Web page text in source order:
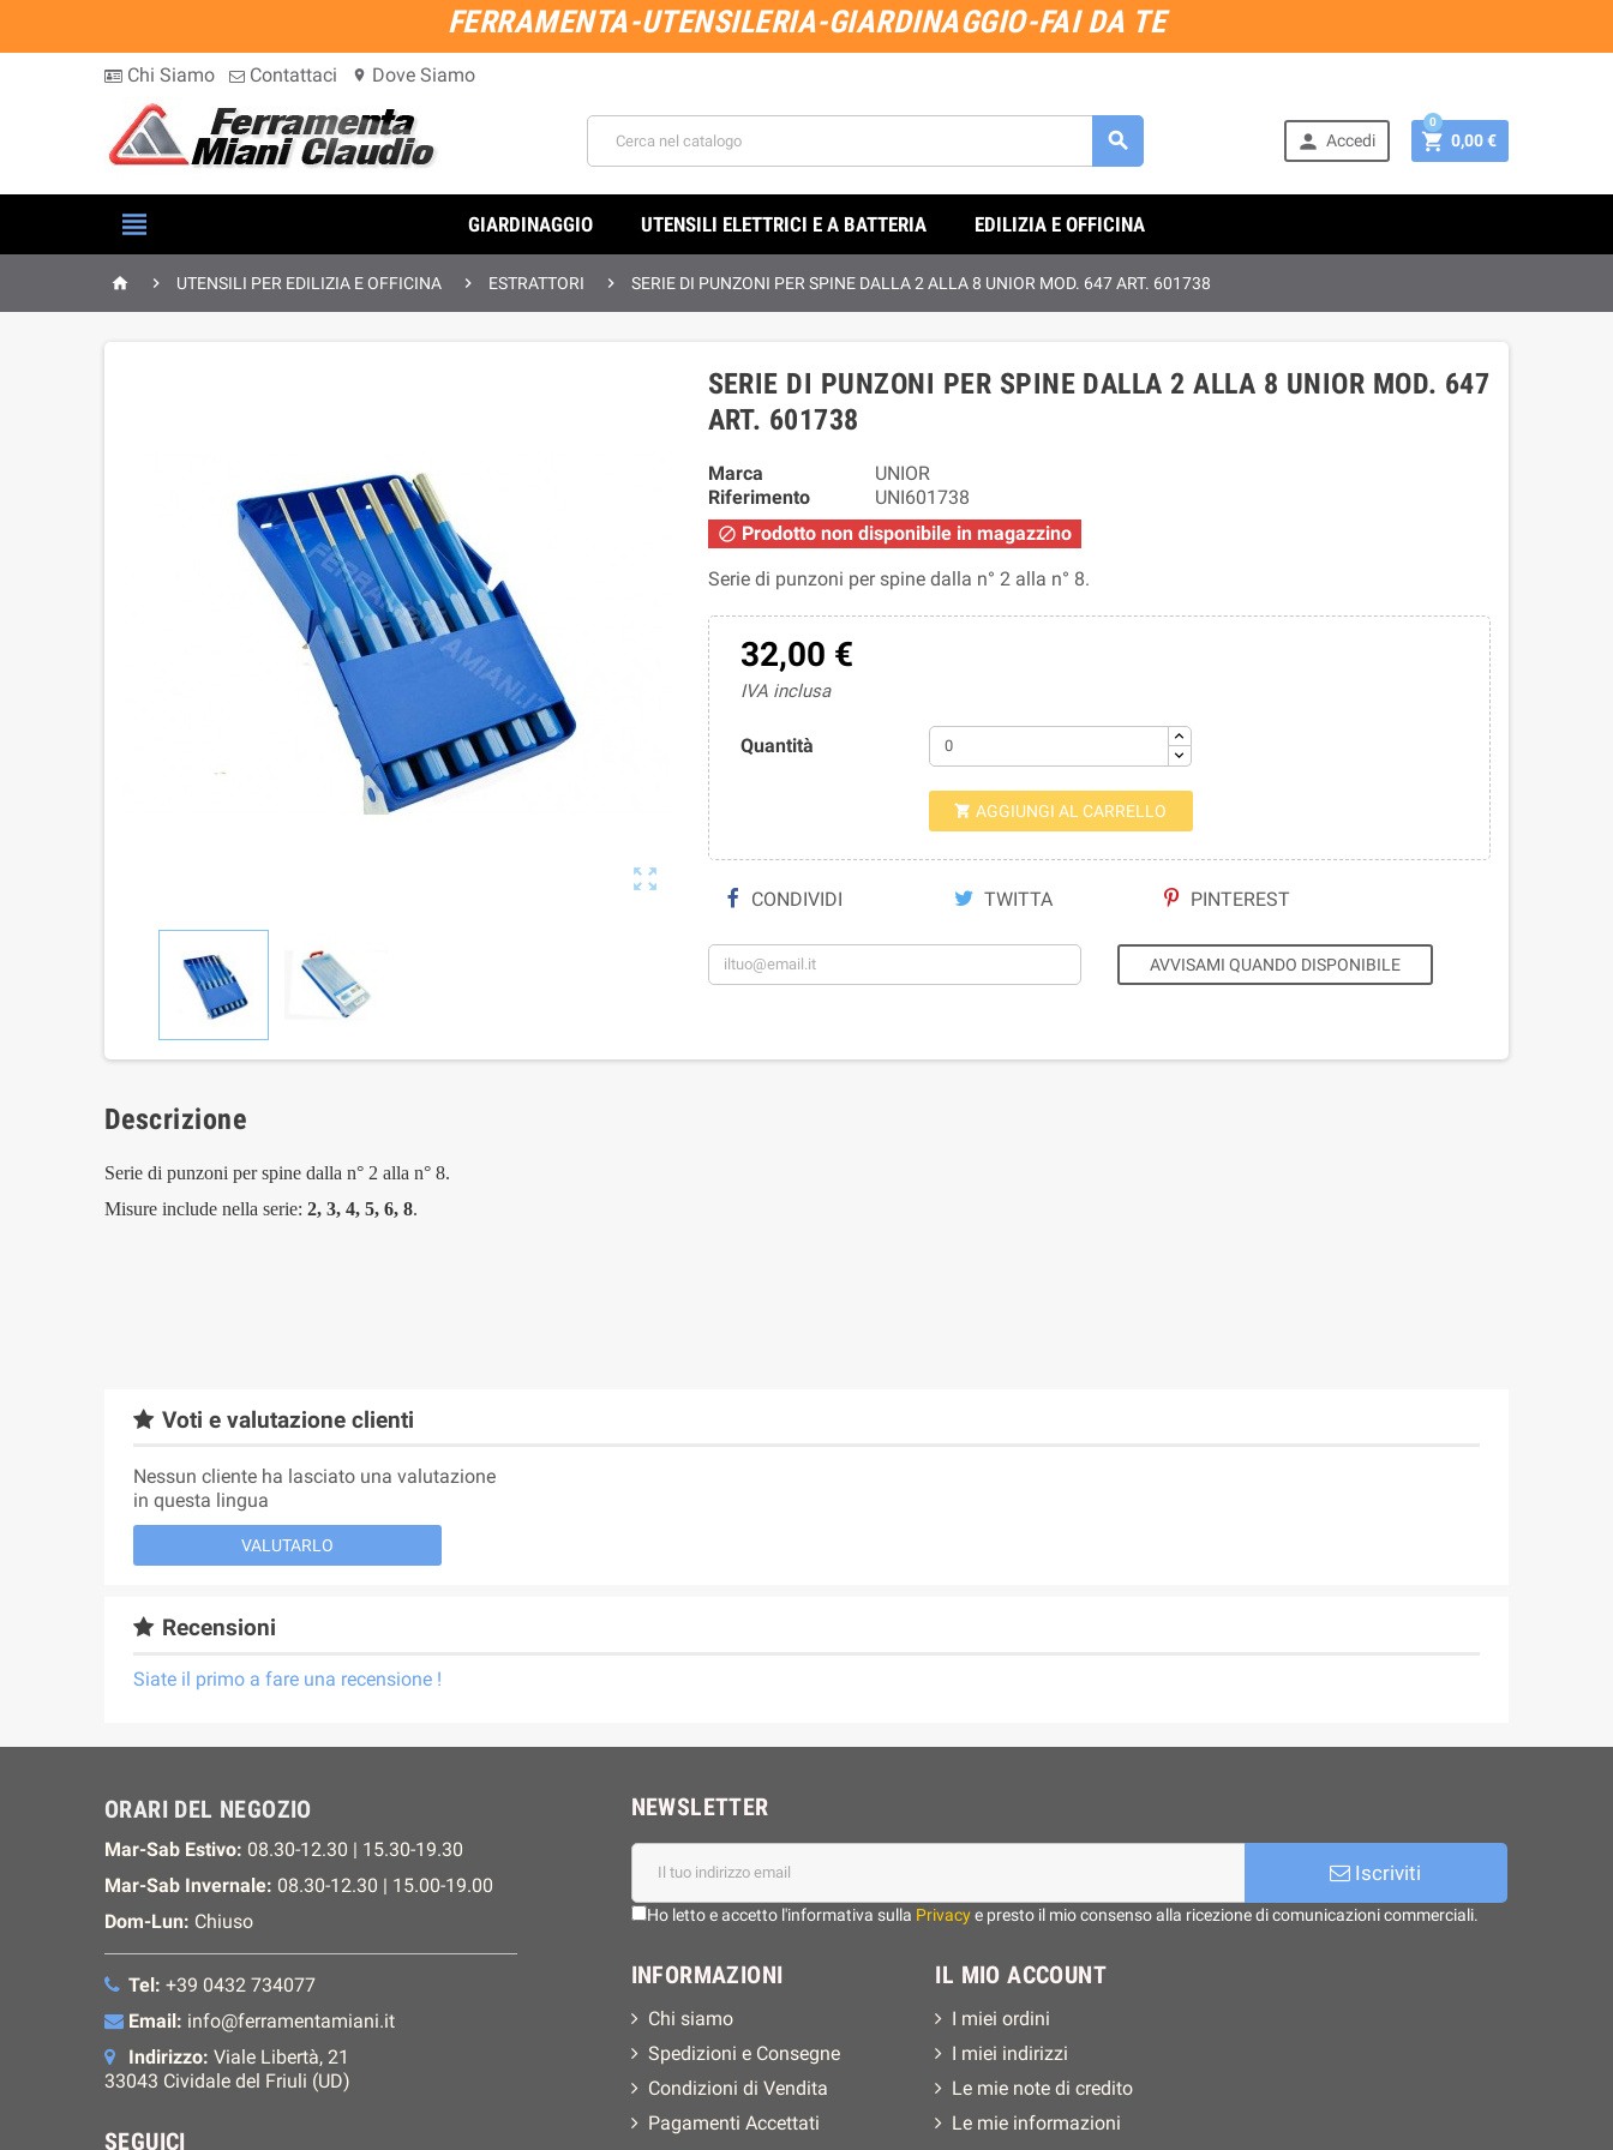
FERRAMENTA-UTENSILERIA-GIARDINAGGIO-FAI DA TE
Chi Siamo Contattaci location_on Dove Siamo
  Accedi  0,00 €
0
 GIARDINAGGIO UTENSILI ELETTRICI E A BATTERIA EDILIZIA E OFFICINA
  UTENSILI PER EDILIZIA E OFFICINA  ESTRATTORI  SERIE DI PUNZONI PER SPINE DALLA 2 ALLA 8 UNIOR MOD. 647 ART. 601738

SERIE DI PUNZONI PER SPINE DALLA 2 ALLA 8 UNIOR MOD. 647
ART. 601738
Marca
UNIOR
Riferimento
UNI601738
 Prodotto non disponibile in magazzino
Serie di punzoni per spine dalla n° 2 alla n° 8.
32,00 €
IVA inclusa
Quantità
 AGGIUNGI AL CARRELLO
CONDIVIDI TWITTA PINTEREST
AVVISAMI QUANDO DISPONIBILE
Descrizione
Serie di punzoni per spine dalla n° 2 alla n° 8.
Misure include nella serie: 2, 3, 4, 5, 6, 8.
Voti e valutazione clienti
Nessun cliente ha lasciato una valutazione
in questa lingua
VALUTARLO
Recensioni
Siate il primo a fare una recensione !
ORARI DEL NEGOZIO
Mar-Sab Estivo: 08.30-12.30 | 15.30-19.30
Mar-Sab Invernale: 08.30-12.30 | 15.00-19.00
Dom-Lun: Chiuso
Tel: +39 0432 734077
Email: info@ferramentamiani.it
Indirizzo: Viale Libertà, 21
33043 Cividale del Friuli (UD)
SEGUICI
NEWSLETTER
Iscriviti
Ho letto e accetto l'informativa sulla Privacye presto il mio consenso alla ricezione di comunicazioni commerciali.
INFORMAZIONI
Chi siamo
Spedizioni e Consegne
Condizioni di Vendita
Pagamenti Accettati
IL MIO ACCOUNT
I miei ordini
I miei indirizzi
Le mie note di credito
Le mie informazioni